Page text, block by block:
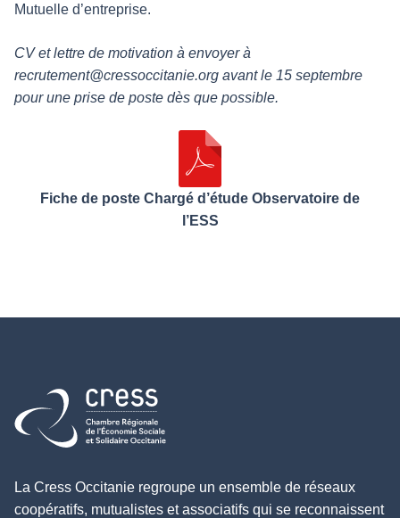
Mutuelle d’entreprise.
CV et lettre de motivation à envoyer à
recrutement@cressoccitanie.org avant le 15 septembre
pour une prise de poste dès que possible.
Fiche de poste Chargé d’étude Observatoire de
l’ESS
Retour à l'accueil
La Cress Occitanie regroupe un ensemble de réseaux
coopératifs, mutualistes et associatifs qui se reconnaissent